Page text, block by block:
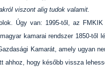
viszont alig tudok valamit.
Úgy van: 1995-től, az
kamarai rendszer 1850-
Kamarát, amely ugyan
ahhoz, hogy később vissza